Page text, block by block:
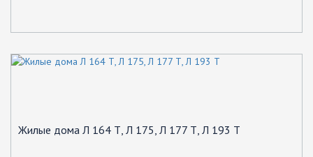
Жилые дома Л 164 Т, Л 175, Л 177 Т, Л 193 Т